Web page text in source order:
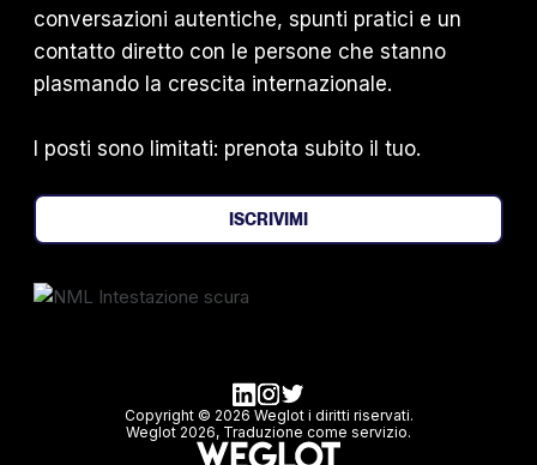
conversazioni autentiche, spunti pratici e un
contatto diretto con le persone che stanno
plasmando la crescita internazionale.
I posti sono limitati: prenota subito il tuo.
ISCRIVIMI
Copyright © 2026 Weglot i diritti riservati.
Weglot 2026, Traduzione come servizio.